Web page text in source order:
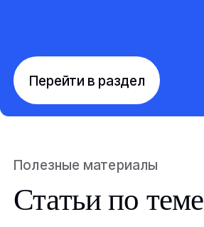
Перейти в раздел
Полезные материалы
Статьи по теме